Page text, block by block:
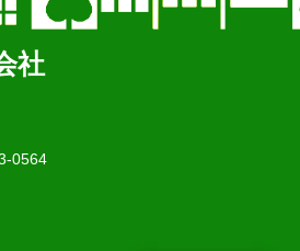
社
0564